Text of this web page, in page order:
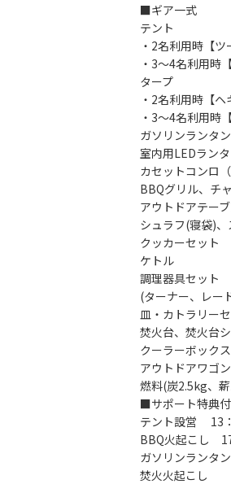
■ギア一式
テント
・2名利用時【ツ
・3～4名利用時
タープ
・2名利用時【ヘ
・3～4名利用時
ガソリンランタン
室内用LEDラン
カセットコンロ
BBQグリル、チ
アウトドアテー
シュラフ(寝袋)
クッカーセット
ケトル
調理器具セット
(ターナー、レー
皿・カトラリー
焚火台、焚火台
クーラーボックス
アウトドアワゴン
燃料(炭2.5kg、
■サポート特典
テント設営 13
BBQ火起こし
ガソリンランタ
焚火火起こし